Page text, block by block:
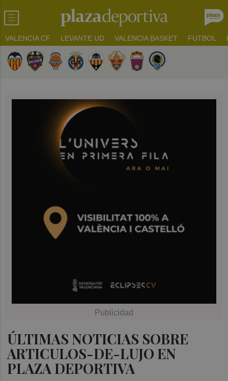
VALENCIA CF LEVANTE UD VALENCIA BASKET FUTBOL
ÚLTIMAS NOTICIAS SOBRE
ARTICULOS-DE-LUJO EN
PLAZA DEPORTIVA